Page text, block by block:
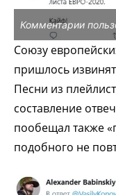
Комментарии
Союзу
пришлось
Песни из
составление
пообещал также
подобного не